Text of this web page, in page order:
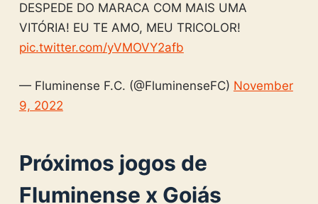
DESPEDE DO MARACA COM MAIS UMA
VITÓRIA! EU TE AMO, MEU TRICOLOR!
pic.twitter.com/yVMOVY2afb
— Fluminense F.C. (@FluminenseFC) November
9, 2022
Próximos jogos de
Fluminense x Goiás